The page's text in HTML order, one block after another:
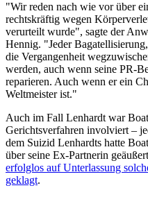
"Wir reden nach wie vor über
rechtskräftig wegen
verurteilt wurde", sagte der
Hennig. "Jeder
die Vergangenheit
werden, auch wenn seine PR-
reparieren. Auch wenn er ein
Weltmeister ist."
Auch im Fall Lenhardt war
Gerichtsverfahren involviert –
dem Suizid Lenhardts hatte
über seine Ex-Partnerin
erfolglos auf Unterlassung
geklagt.